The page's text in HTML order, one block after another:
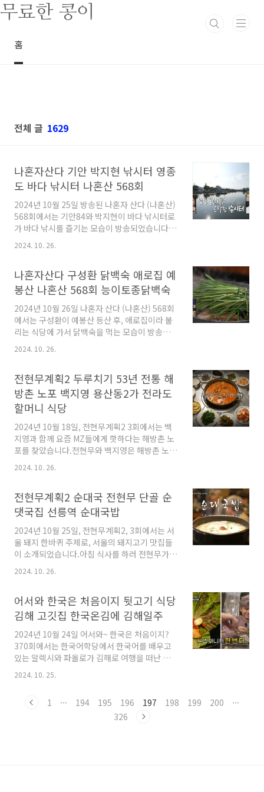
본문 바로가기
무료한 콩이
홈
전체 글 1629
나혼자산다 기안 박지현 낚시터 영종
도 바다 낚시터 나혼산 568회
2024년 10월 25일 방송된 나혼자 산다 (나혼산)
568회에서는 기안84와 박지현이 바다 낚시터로
가 바다 낚시를 즐기는 모습이 방송되었습니다.
기안은 평소 자신이 즐겨 찾는다는 아지트인 영
종도의 바다 낚시터로 박지현을 데리고 갔는데
종도 낚시터는 어디인지 위치 및 이용료 가격 등
의 정보를 찾아보았습니다. 나혼자산다 기안 낚
시터 기안은 평소에도 낚시를 즐긴다고 해요.자
신만의 아지트인 바다 낚시터로 박지현을 데리고
가 낚시대와 방갈로를 빌렸답니다. 평일에 갔음
에도 꽤 많은 사람들이 바다 낚시를 즐기고 있었
어요. 낚시하다 지루하면 낮잠도 잘 수 있는 방갈
낚시대를..
2024. 10. 26.
나혼자산다 구성환 닭백숙 애로집 예
봉산 나혼산 568회 능이토종닭백숙
2024년 10월 26일 나혼자 산다 (나혼산) 568회
에서는 구성환이 예봉산 등산 후, 애로집이라 불
리는 식당에 가서 닭백숙을 먹는 모습이 방송되
었습니다.구성환은 예봉산 등산 후, 닭백숙집에
서 맛나게 닭백숙과 막걸리를 먹었습니다.나혼산
서 정보를 찾아보았습니다. 나혼자산다 구성환
애로집 닭백숙집 등산하면서 준비해 온 도시락을
먹었다지만 등산 후 맛집 방문은 참을 수 없지
요. 구성환은 힘든 예봉산 등산 후, 한 식당에 방
문했습니다.나혼자산다 멤버들은 재치있게 이 닭
백숙집을 애로집이라 불렀어요. 나혼산 구성환
닭백숙 능이와 토종닭에서 우러나온 육수로 육수
라간 닭백숙은 보는 이들이 모두 군침을 흘리게
2024. 10. 26.
전현무계획2 두루치기 53년 전통 해
방촌 노포 백지영 용산동2가 전라도
할머니 식당
2024년 10월 18일, 전현무계획2 3회에서는 백
지영과 함께 요즘 MZ들에게 핫하다는 해방촌 노
포를 찾았습니다.전현무와 백지영은 해방촌 노포
를 거닐다 자그마한 전라도 할머니 식당을 찾아
돼지두루치기를 먹었어요.전현무계획2 용산동2
인지 정보를 알아보았습니다. 전현무계획2 53년
전통 두루치기 식당 사장님이 사람들이 앞으로
너무 많이 오는 것은 부담스럽다며 촬영을 거부
해, 전현무가 작은 고프로만 들고 들어가는 조건
으로 협상을 해 촬영을 허락해주셨습니다.사장님
은 이곳에서 무려 53년간 장사를 해오셨다고 합
니다. 식탁을 꽉 채우도록 밑반찬이 세팅되었습
요. 김치 때깔부터 아주 맛..
2024. 10. 26.
전현무계획2 순대국 전현무 단골 순
댓국집 선릉역 순대국밥
2024년 10월 25일, 전현무계획2, 3회에서는 서
울 돼지 한바퀴 주제로, 서울의 돼지고기 맛집들
이 소개되었습니다.아침 식사를 하러 전현무가
나선 곳은 선릉역 인근에 위치한 전현무 단골 순
댓국집이었습니다.전현무계획2 순대국밥 순댓
계획2 전현무 단골 순대국집 평소 많이 먹는 전현
무가 이곳에서만은 곱배기를 안 시키고 보통을
시킨다고 하는데요.기본도 양이 많기 때문이라고
해요. 정갈한 밑반찬들이 먼저 나왔습니다. 순
대국 먹을 때 깍두기가 맛있어야 하는데, 깍두기
색깔부터 벌써 맛깔나보입니다.또 토장이라는 것
이 나오는데요.토장은 된장과 간장을 가르지 않
왔습니다.※ 정식..
2024. 10. 26.
어서와 한국은 처음이지 뒷고기 식당
김해 고깃집 한국온김에 김해일주
2024년 10월 24일 어서와~ 한국은 처음이지?
370회에서는 한국어학당에서 한국어를 배우고
있는 알렉시와 파올로가 김해로 여행을 떠난 모
습이 방송되었습니다.어서와 한국은 처음이지 한
국 온 김에 김해일주편 두 친구들은 뒷고기집에
음이지 김해 뒷고기 고깃집 식당은 어디인지 정
보를 알아보았습니다. 어서와 한국은 처음이지
2024. 10. 25.
1 ··· 194 195 196 197 198 199 200
···
326